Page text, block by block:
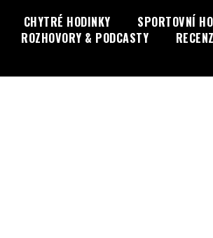
CHYTRÉ HODINKY
SPORTOVNÍ
ROZHOVORY & PODCASTY